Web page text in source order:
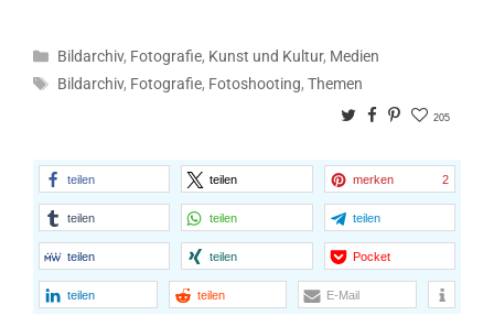
Kategorien
Bildarchiv, Fotografie, Kunst und Kultur, Medien
Schlagwörter
Bildarchiv, Fotografie, Fotoshooting,Themen
TwitterFacebook
Pinterest
205
teilen teilen merken 2
teilen teilen teilen
teilen teilen Pocket
teilen teilen E-Mail